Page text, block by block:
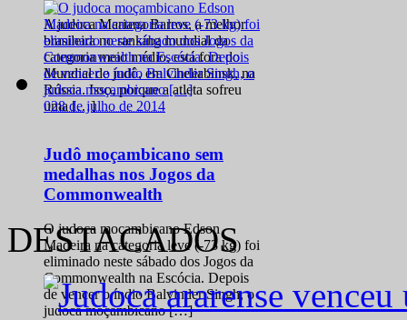
A judoca Mariana Barros, a melhor
brasileira no ranking mundial da
categoria meio médio, está fora do
Mundial de judô, em Cheliabinsk, na
Rússia. Isso, porque a atleta sofreu
uma […]
028 de julho de 2014
Judô moçambicano sem
medalhas nos Jogos da
Commonwealth
O judoca moçambicano Edson
Madeira na categoria leve (-73 kg) foi
eliminado neste sábado dos Jogos da
Commonwealth na Escócia. Depois
de vencer o índio Balvinder Singh, o
judoca moçambicano […]
DESTACADOS